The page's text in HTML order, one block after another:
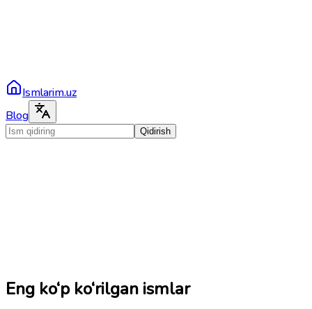
Ismlarim.uz
Blog
Qidirish
Eng ko‘p ko‘rilgan ismlar